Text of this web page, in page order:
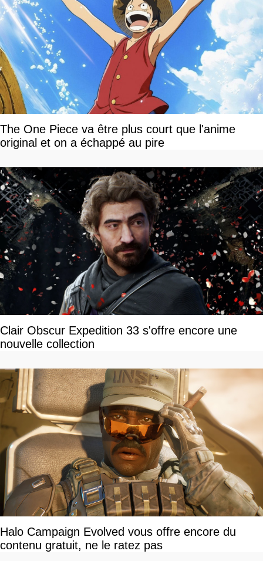
The One Piece va être plus court que l'anime
original et on a échappé au pire
Clair Obscur Expedition 33 s'offre encore une
nouvelle collection
Halo Campaign Evolved vous offre encore du
contenu gratuit, ne le ratez pas